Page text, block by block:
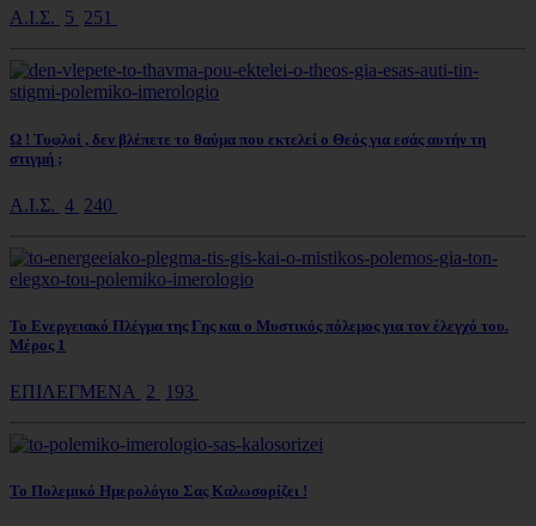
Α.Ι.Σ. 5 251
Ω ! Τυφλοί , δεν βλέπετε το θαύμα που εκτελεί ο Θεός για εσάς αυτήν τη
στιγμή ;
Α.Ι.Σ. 4 240
Το Ενεργειακό Πλέγμα της Γης και ο Μυστικός πόλεμος για τον έλεγχό του.
Μέρος 1
ΕΠΙΛΕΓΜΕΝΑ 2 193
Το Πολεμικό Ημερολόγιο Σας Καλωσορίζει !